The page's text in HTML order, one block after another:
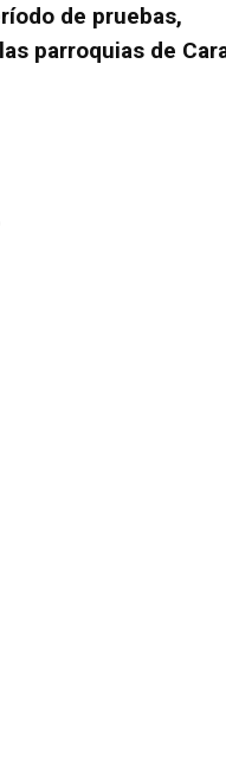
de pruebas,
parroquias de